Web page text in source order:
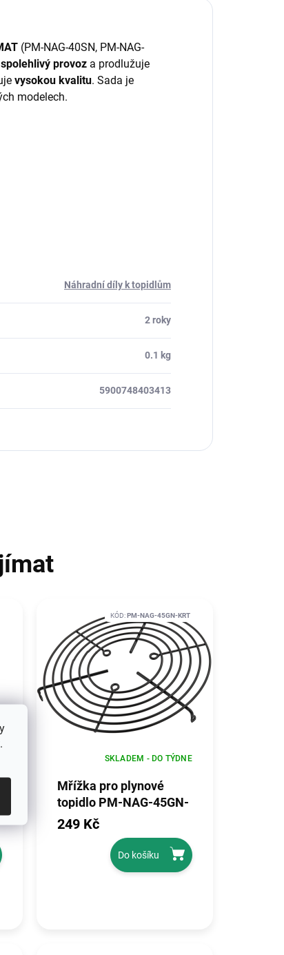
(PM-NAG-40SN, PM-NAG-
provoz a prodlužuje
vysokou kvalitu. Sada je
modelech.
Náhradní díly k topidlům
2 roky
0.1 kg
5900748403413
Mřížka pro plynové
topidlo PM-NAG-45GN-
KRT
SKLADEM - DO TÝDNE
249 Kč
Do košíku
KÓD:PM-NAG-45GN-KRT